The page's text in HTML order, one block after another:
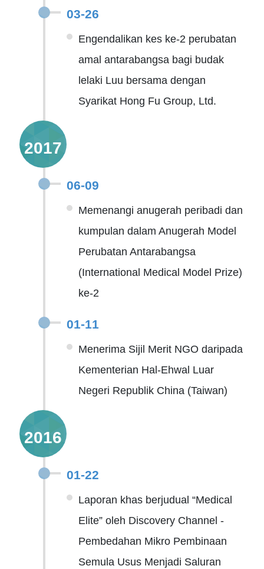
03-26
Engendalikan kes ke-2 perubatan
amal antarabangsa bagi budak
lelaki Luu bersama dengan
Syarikat Hong Fu Group, Ltd.
2017
06-09
Memenangi anugerah peribadi dan
kumpulan dalam Anugerah Model
Perubatan Antarabangsa
(International Medical Model Prize)
ke-2
01-11
Menerima Sijil Merit NGO daripada
Kementerian Hal-Ehwal Luar
Negeri Republik China (Taiwan)
2016
01-22
Laporan khas berjudual “Medical
Elite” oleh Discovery Channel -
Pembedahan Mikro Pembinaan
Semula Usus Menjadi Saluran